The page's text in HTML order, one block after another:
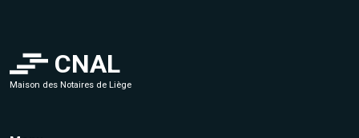
CNAL
Maison des Notaires de Liège